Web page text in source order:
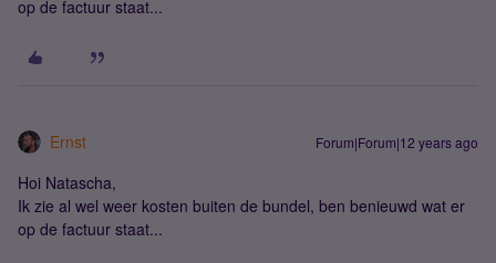
op de factuur staat...
Ernst Forum|Forum|12 years ago
Hoi Natascha,
Ik zie al wel weer kosten buiten de bundel, ben benieuwd wat er
op de factuur staat...